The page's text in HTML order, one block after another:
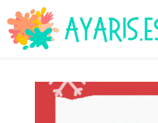
Saltar
al
contenido